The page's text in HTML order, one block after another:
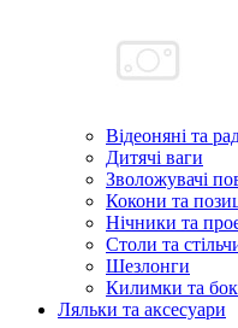
Відеоняні та
Дитячі ваги
Зволожувачі
Кокони та
Нічники та
Столи та
Шезлонги
Килимки та
Ляльки та аксесуари